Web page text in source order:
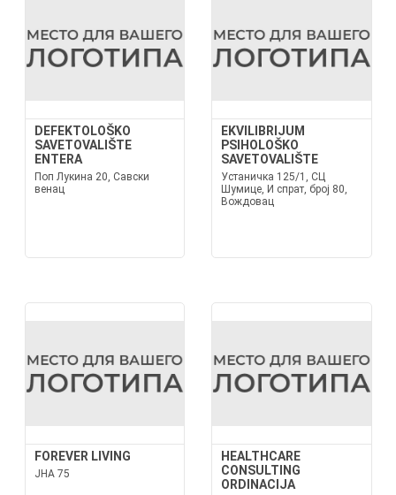
DEFEKTOLOŠKO
SAVETOVALIŠTE
ENTERA
Поп Лукина 20, Савски
венац
EKVILIBRIJUM
PSIHOLOŠKO
SAVETOVALIŠTE
Устаничка 125/1, СЦ
Шумице, И спрат, број 80,
Вождовац
FOREVER LIVING
ЈНА 75
HEALTHCARE
CONSULTING
ORDINACIJA